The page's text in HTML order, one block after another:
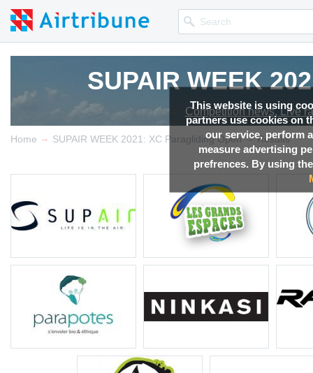
This website is using
partners use cookies on
our service, perform
measure advertising
prefrences. By using
SUPAIR WEEK
Competition news, Live
SUPAIR WEEK
Competition news, Live
SUPAIR WEEK
Competition news, Live
SUPAIR WEEK
Competition news, Live
Home → SUPAIR WEEK 2021: XC Paragliding Open → Results